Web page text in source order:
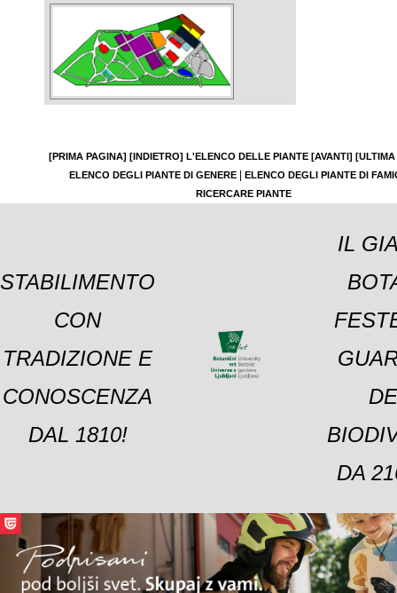
[PRIMA PAGINA] [INDIETRO] L'ELENCO DELLE PIANTE [AVANTI]
ELENCO DEGLI PIANTE DI GENERE
ELENCO DEGLI PIANTE DI
RICERCARE PIANTE
STABILIMENTO
CON
TRADIZIONE E
CONOSCENZA
DAL 1810!
IL
DA